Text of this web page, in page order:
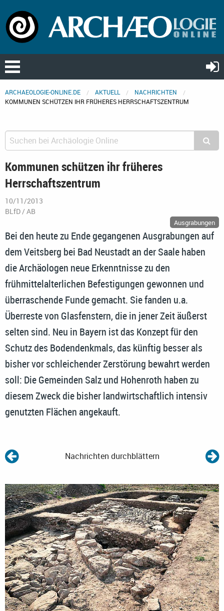
ARCHAEOLOGIE-ONLINE.DE AKTUELL
NACHRICHTEN
KOMMUNEN SCHÜTZEN IHR FRÜHERES HERRSCHAFTSZENTRUM
Kommunen schützen ihr früheres
Herrschaftszentrum
10/11/2013
BLfD / AB
Ausgrabungen
Bei den heute zu Ende gegangenen Ausgrabungen auf
dem Veitsberg bei Bad Neustadt an der Saale haben
die Archäologen neue Erkenntnisse zu den
frühmittelalterlichen Befestigungen gewonnen und
überraschende Funde gemacht. Sie fanden u.a.
Überreste von Glasfenstern, die in jener Zeit äußerst
selten sind. Neu in Bayern ist das Konzept für den
Schutz des Bodendenkmals, das künftig besser als
bisher vor schleichender Zerstörung bewahrt werden
soll: Die Gemeinden Salz und Hohenroth haben zu
diesem Zweck die bisher landwirtschaftlich intensiv
genutzten Flächen angekauft.
Nachrichten durchblättern